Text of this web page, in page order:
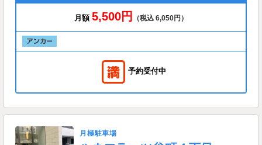
月額 5,500円 （税込 6,050円）
予約受付中
月極駐車場